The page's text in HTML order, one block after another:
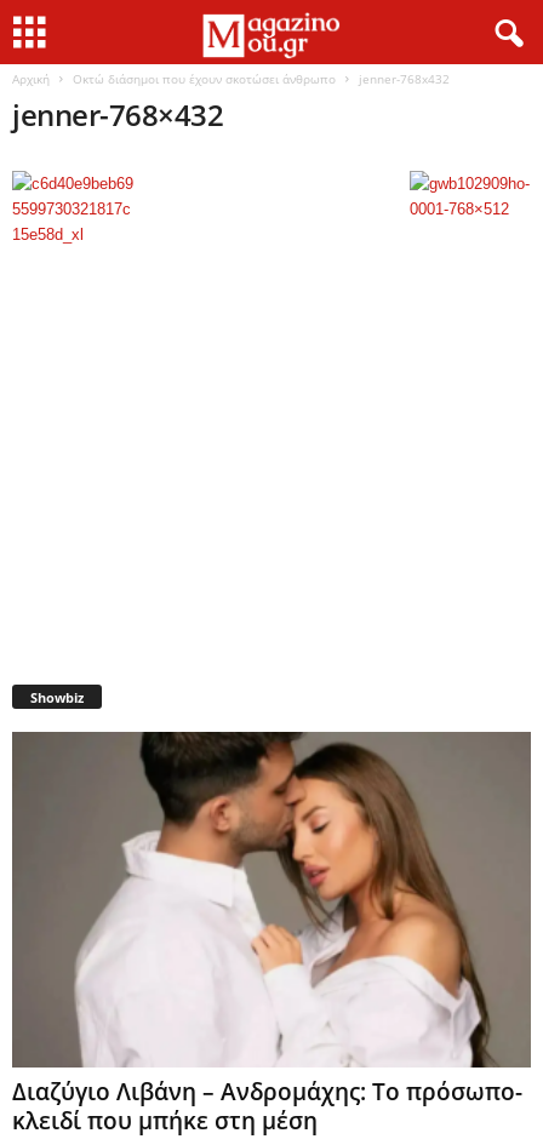
Αρχική Οκτώ διάσημοι που έχουν σκοτώσει άνθρωπο jenner-768x432
jenner-768×432
Showbiz
Διαζύγιο Λιβάνη – Ανδρομάχης: Το πρόσωπο-
κλειδί που μπήκε στη μέση